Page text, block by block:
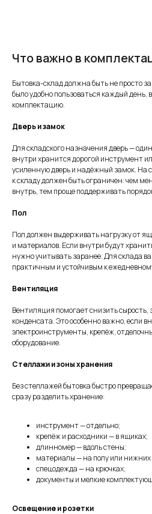
Что важно в
Бытовка-склад должна быть не просто
было удобно пользоваться каждый день,
комплектацию.
Дверь и замок
Для складского назначения дверь —
внутри хранится дорогой инструмент
усиленную дверь и надёжный замок. На
к складу должен быть ограничен: чем
внутрь, тем проще поддерживать
Пол
Пол должен выдерживать нагрузку от
и материалов. Если внутри будут
нужно учитывать заранее. Для склада
практичным и устойчивым к
Вентиляция
Вентиляция помогает снизить сырость,
конденсата. Это особенно важно, если
электроинструменты, крепёж,
оборудование.
Стеллажи и зоны хранения
Без стеллажей бытовка быстро
сразу разделить хранение:
инструмент — отдельно;
крепёж и расходники — в ящиках;
длинномер — вдоль стены;
материалы — на полу или нижних
спецодежда — на крючках;
документы и мелкие
Освещение и розетки